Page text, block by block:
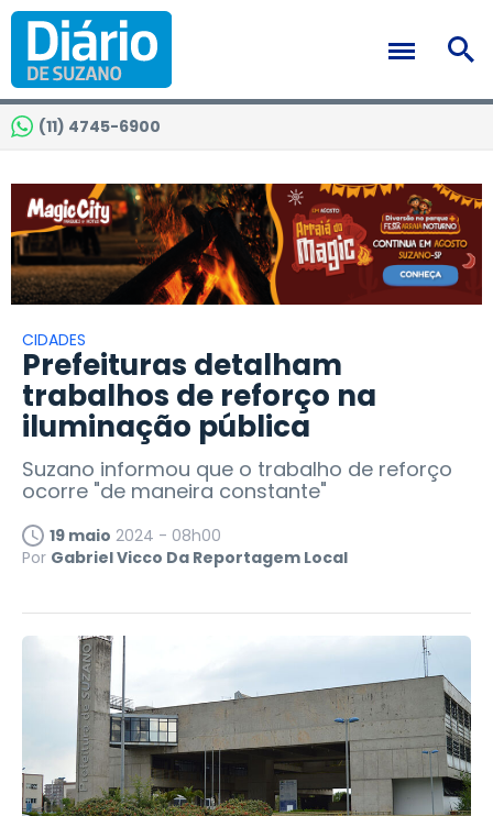
(11) 4745-6900
CIDADES
Prefeituras detalham
trabalhos de reforço na
iluminação pública
Suzano informou que o trabalho de reforço
ocorre "de maneira constante"
19 maio 2024 - 08h00
Por Gabriel Vicco Da Reportagem Local